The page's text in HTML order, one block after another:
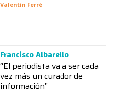
Valentín Ferré
Francisco Albarello
“El periodista va a ser cada
vez más un curador de
información”